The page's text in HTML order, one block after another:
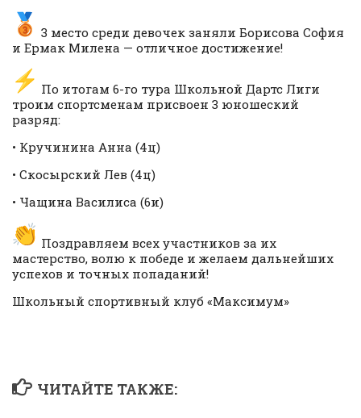
3 место среди девочек заняли Борисова София
и Ермак Милена — отличное достижение!
По итогам 6-го тура Школьной Дартс Лиги
троим спортсменам присвоен 3 юношеский
разряд:
• Кручинина Анна (4ц)
• Скосырский Лев (4ц)
• Чащина Василиса (6и)
Поздравляем всех участников за их
мастерство, волю к победе и желаем дальнейших
успехов и точных попаданий!
Школьный спортивный клуб «Максимум»
ЧИТАЙТЕ ТАКЖЕ: